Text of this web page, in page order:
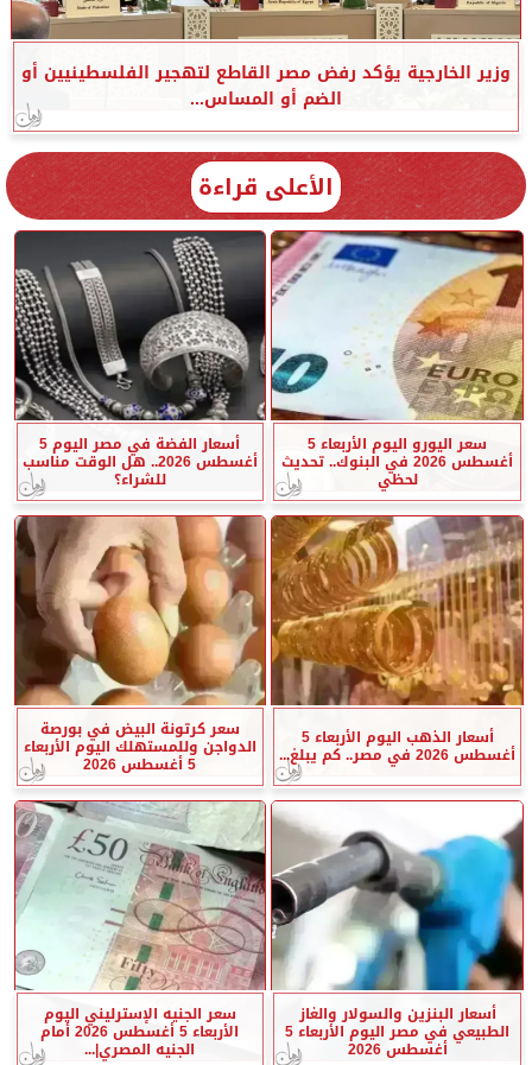
وزير الخارجية يؤكد رفض مصر القاطع لتهجير الفلسطينيين أو
الضم أو المساس...
الأعلى قراءة
سعر اليورو اليوم الأربعاء 5
أغسطس 2026 في البنوك.. تحديث
لحظي
أسعار الفضة في مصر اليوم 5
أغسطس 2026.. هل الوقت مناسب
للشراء؟
أسعار الذهب اليوم الأربعاء 5
أغسطس 2026 في مصر.. كم يبلغ...
سعر كرتونة البيض في بورصة
الدواجن وللمستهلك اليوم الأربعاء
5 أغسطس 2026
أسعار البنزين والسولار والغاز
الطبيعي في مصر اليوم الأربعاء 5
أغسطس 2026
سعر الجنيه الإسترليني اليوم
الأربعاء 5 أغسطس 2026 أمام
الجنيه المصري|...